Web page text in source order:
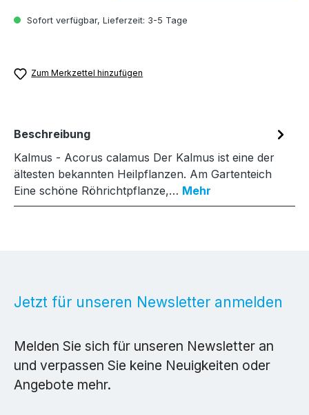
Sofort verfügbar, Lieferzeit: 3-5 Tage
Zum Merkzettel hinzufügen
Beschreibung
Kalmus - Acorus calamus Der Kalmus ist eine der
ältesten bekannten Heilpflanzen. Am Gartenteich
Eine schöne Röhrichtpflanze,… Mehr
Jetzt für unseren Newsletter anmelden
Melden Sie sich für unseren Newsletter an
und verpassen Sie keine Neuigkeiten oder
Angebote mehr.